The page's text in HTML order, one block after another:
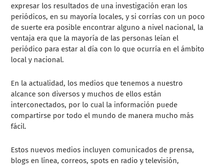
expresar los resultados de una investigación eran los
periódicos, en su mayoría locales, y si corrías con un poco
de suerte era posible encontrar alguno a nivel nacional, la
ventaja era que la mayoría de las personas leían el
periódico para estar al día con lo que ocurría en el ámbito
local y nacional.
En la actualidad, los medios que tenemos a nuestro
alcance son diversos y muchos de ellos están
interconectados, por lo cual la información puede
compartirse por todo el mundo de manera mucho más
fácil.
Estos nuevos medios incluyen comunicados de prensa,
blogs en línea, correos, spots en radio y televisión,